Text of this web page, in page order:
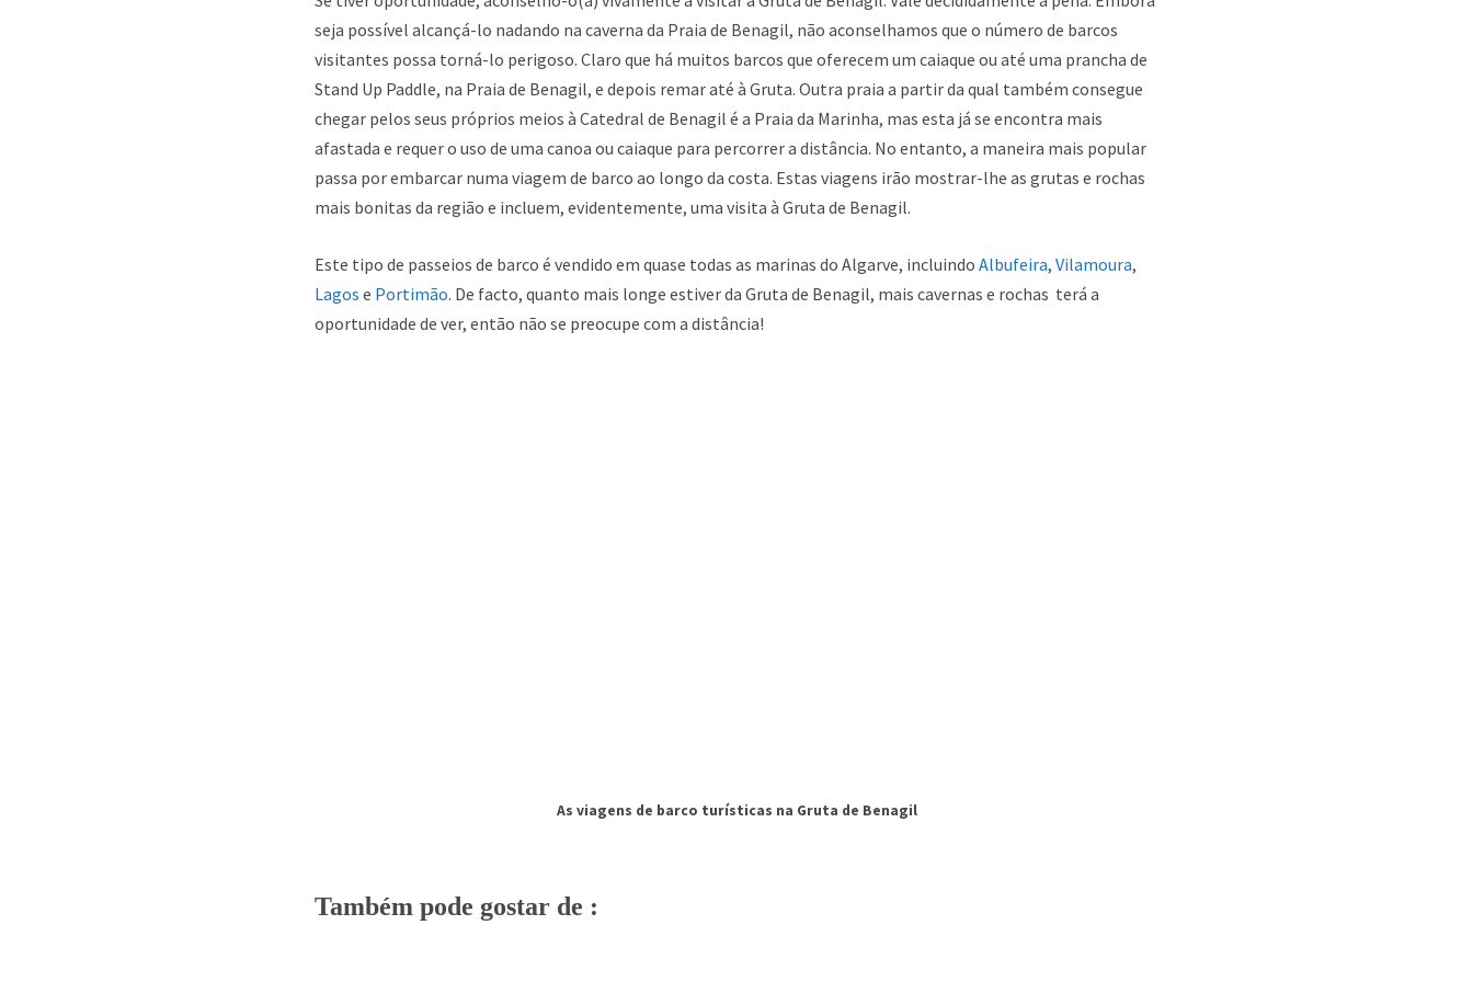
seja possível alcançá-lo nadando na caverna da Praia de Benagil, não aconselhamos que o número de barcos
visitantes possa torná-lo perigoso. Claro que há muitos barcos que oferecem um caiaque ou até uma prancha de
Stand Up Paddle, na Praia de Benagil, e depois remar até à Gruta. Outra praia a partir da qual também consegue
chegar pelos seus próprios meios à Catedral de Benagil é a Praia da Marinha, mas esta já se encontra mais
afastada e requer o uso de uma canoa ou caiaque para percorrer a distância. No entanto, a maneira mais popular
passa por embarcar numa viagem de barco ao longo da costa. Estas viagens irão mostrar-lhe as grutas e rochas
mais bonitas da região e incluem, evidentemente, uma visita à Gruta de Benagil.
Este tipo de passeios de barco é vendido em quase todas as marinas do Algarve, incluindo Albufeira, Vilamoura,
Lagos e Portimão. De facto, quanto mais longe estiver da Gruta de Benagil, mais cavernas e rochas terá a
oportunidade de ver, então não se preocupe com a distância!
As viagens de barco turísticas na Gruta de Benagil
Também pode gostar de :